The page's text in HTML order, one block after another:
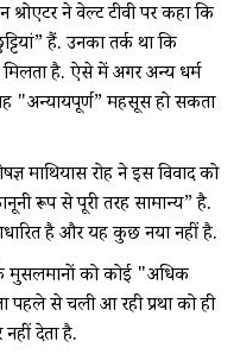
ने वेल्ट टीवी पर कहा कि
हैं. उनका तर्क था कि
है. ऐसे में अगर अन्य धर्म
"अन्यायपूर्ण” महसूस हो सकता
माथियास रोह ने इस विवाद को
रूप से पूरी तरह सामान्य” है.
है और यह कुछ नया नहीं है.
मुसलमानों को कोई "अधिक
पहले से चली आ रही प्रथा को ही
देता है.